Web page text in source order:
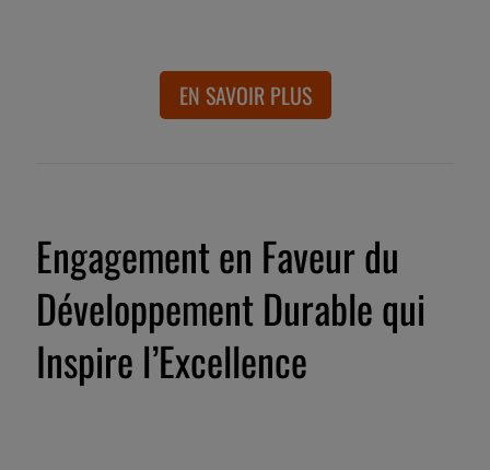
EN SAVOIR PLUS
Engagement en Faveur du
Développement Durable qui
Inspire l’Excellence